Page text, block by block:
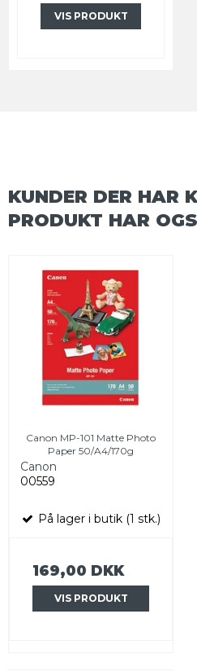
VIS PRODUKT
KUNDER DER HAR
PRODUKT HAR
Canon MP-101 Matte Photo
Paper 50/A4/170g
Canon
00559
På lager i butik (1 stk.)
169,00 DKK
VIS PRODUKT